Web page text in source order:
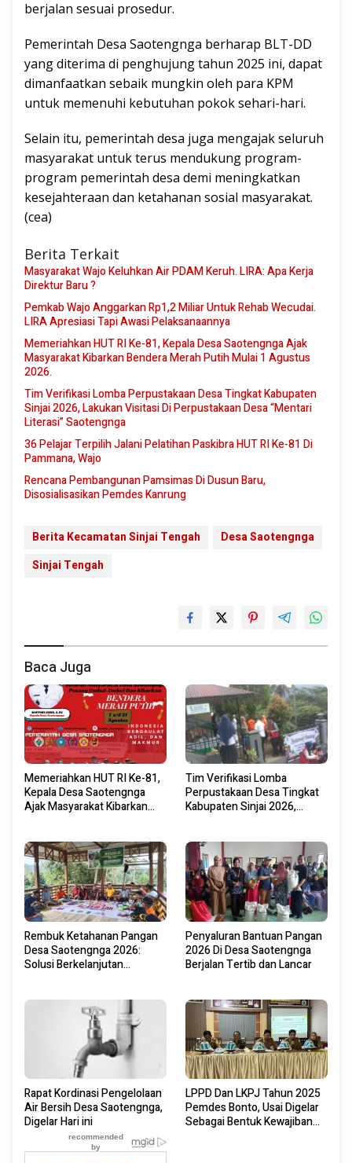
berjalan sesuai prosedur.
Pemerintah Desa Saotengnga berharap BLT-DD
yang diterima di penghujung tahun 2025 ini, dapat
dimanfaatkan sebaik mungkin oleh para KPM
untuk memenuhi kebutuhan pokok sehari-hari.
Selain itu, pemerintah desa juga mengajak seluruh
masyarakat untuk terus mendukung program-
program pemerintah desa demi meningkatkan
kesejahteraan dan ketahanan sosial masyarakat.
(cea)
Berita Terkait
Masyarakat Wajo Keluhkan Air PDAM Keruh. LIRA: Apa Kerja
Direktur Baru ?
Pemkab Wajo Anggarkan Rp1,2 Miliar Untuk Rehab Wecudai.
LIRA Apresiasi Tapi Awasi Pelaksanaannya
Memeriahkan HUT RI Ke-81, Kepala Desa Saotengnga Ajak
Masyarakat Kibarkan Bendera Merah Putih Mulai 1 Agustus
2026.
Tim Verifikasi Lomba Perpustakaan Desa Tingkat Kabupaten
Sinjai 2026, Lakukan Visitasi Di Perpustakaan Desa “Mentari
Literasi” Saotengnga
36 Pelajar Terpilih Jalani Pelatihan Paskibra HUT RI Ke-81 Di
Pammana, Wajo
Rencana Pembangunan Pamsimas Di Dusun Baru,
Disosialisasikan Pemdes Kanrung
Berita Kecamatan Sinjai Tengah
Desa Saotengnga
Sinjai Tengah
Baca Juga
Memeriahkan HUT RI Ke-81,
Kepala Desa Saotengnga
Ajak Masyarakat Kibarkan
Tim Verifikasi Lomba
Perpustakaan Desa Tingkat
Kabupaten Sinjai 2026,
Literasi” Saotengnga
Rembuk Ketahanan Pangan
Desa Saotengnga 2026:
Solusi Berkelanjutan
Penyaluran Bantuan Pangan
2026 Di Desa Saotengnga
Berjalan Tertib dan Lancar
Rapat Kordinasi Pengelolaan
Air Bersih Desa Saotengnga,
Digelar Hari ini
LPPD Dan LKPJ Tahun 2025
Pemdes Bonto, Usai Digelar
Sebagai Bentuk Kewajiban